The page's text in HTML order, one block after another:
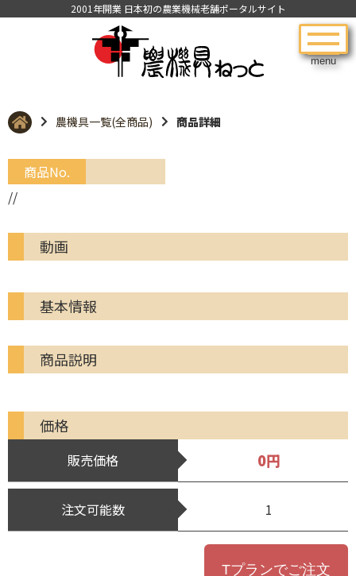
menu
2001年開業 日本初の農業機械老舗ポータルサイト
農機具一覧(全商品) 商品詳細
商品No.
//
動画
基本情報
商品説明
価格
販売価格 0円
注文可能数 1